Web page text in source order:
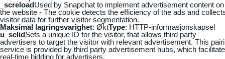
_screloadUsed by Snapchat to implement advertisement content on
the website - The cookie detects the efficiency of the ads and
visitor data for further visitor segmentation.
Maksimal lagringsvarighet: ØktType: HTTP-informasjonskapsel
u_sclidSets a unique ID for the visitor, that allows third party
advertisers to target the visitor with relevant advertisement. This
service is provided by third party advertisement hubs, which
real-time bidding for advertisers.